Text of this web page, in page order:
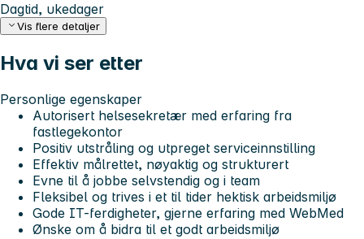
Dagtid, ukedager
Vis flere detaljer
Hva vi ser etter
Personlige egenskaper
Autorisert helsesekretær med erfaring fra
fastlegekontor
Positiv utstråling og utpreget serviceinnstilling
Effektiv målrettet, nøyaktig og strukturert
Evne til å jobbe selvstendig og i team
Fleksibel og trives i et til tider hektisk arbeidsmiljø
Gode IT-ferdigheter, gjerne erfaring med WebMed
Ønske om å bidra til et godt arbeidsmiljø